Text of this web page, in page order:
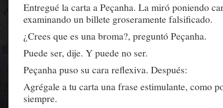
Entregué la carta a Peçanha. La miró poniendo
examinando un billete groseramente falsificado.
¿Crees que es una broma?, preguntó Peçanha.
Puede ser, dije. Y puede no ser.
Peçanha puso su cara reflexiva. Después:
Agrégale a tu carta una frase estimulante, como
siempre.